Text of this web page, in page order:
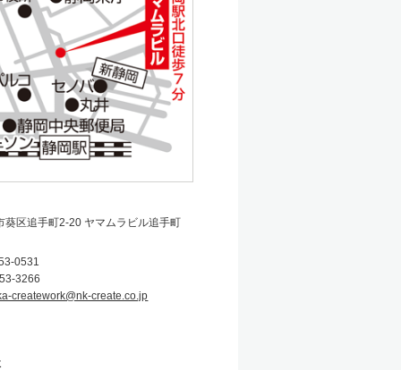
葵区追手町2-20 ヤマムラビル追手町
0531
3266
creatework@nk-create.co.jp